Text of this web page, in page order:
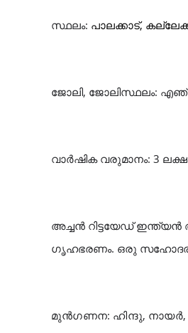
സ്ഥലം: പാലക്കാട്,
ജോലി, ജോലിസ്ഥലം:
വാർഷിക വരുമാനം: 3
അച്ചൻ റിട്ടയേഡ് ഇന്ത്യൻ
ഗൃഹഭരണം. ഒരു
മുൻ‌ഗണന: ഹിന്ദു, നായർ,